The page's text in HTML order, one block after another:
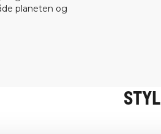
planeten og